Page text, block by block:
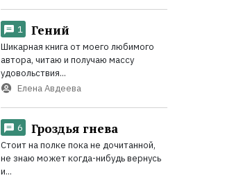
1 Гений
Шикарная книга от моего любимого
автора, читаю и получаю массу
удовольствия...
Елена Авдеева
6 Гроздья гнева
Стоит на полке пока не дочитанной,
не знаю может когда-нибудь вернусь
и...